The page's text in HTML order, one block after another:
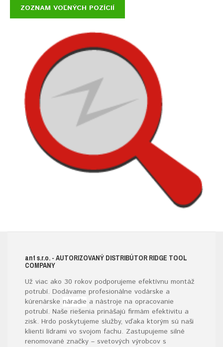
ZOZNAM VOĽNÝCH POZÍCIÍ
ant s.r.o. - AUTORIZOVANÝ DISTRIBÚTOR RIDGE TOOL
COMPANY
Už viac ako 30 rokov podporujeme efektívnu montáž
potrubí. Dodávame profesionálne vodárske a
kúrenárske náradie a nástroje na opracovanie
potrubí. Naše riešenia prinášajú firmám efektivitu a
zisk. Hrdo poskytujeme služby, vďaka ktorým sú naši
klienti lídrami vo svojom fachu. Zastupujeme silné
renomované značky – svetových výrobcov s